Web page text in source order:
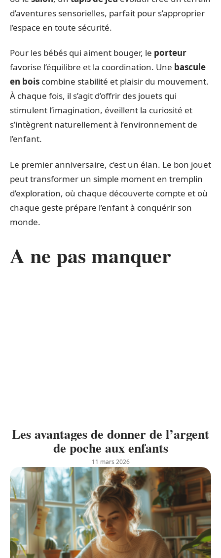
d’aventures sensorielles, parfait pour s’approprier
l’espace en toute sécurité.
Pour les bébés qui aiment bouger, le porteur
favorise l’équilibre et la coordination. Une bascule
en bois combine stabilité et plaisir du mouvement.
À chaque fois, il s’agit d’offrir des jouets qui
stimulent l’imagination, éveillent la curiosité et
s’intègrent naturellement à l’environnement de
l’enfant.
Le premier anniversaire, c’est un élan. Le bon jouet
peut transformer un simple moment en tremplin
d’exploration, où chaque découverte compte et où
chaque geste prépare l’enfant à conquérir son
monde.
A ne pas manquer
Les avantages de donner de l’argent
de poche aux enfants
11 mars 2026